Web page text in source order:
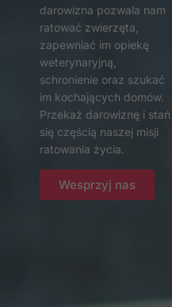
darowizna pozwala nam
ratować zwierzęta,
zapewniać im opiekę
weterynaryjną,
schronienie oraz szukać
im kochających domów.
Przekaż darowiznę i stań
się częścią naszej misji
ratowania życia.
Wesprzyj nas